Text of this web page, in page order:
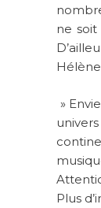
ne
»
Plus